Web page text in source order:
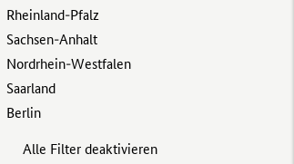
Rheinland-Pfalz
Sachsen-Anhalt
Nordrhein-Westfalen
Saarland
Berlin
Alle Filter deaktivieren